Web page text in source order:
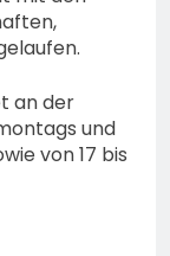
an der
und
von 17 bis